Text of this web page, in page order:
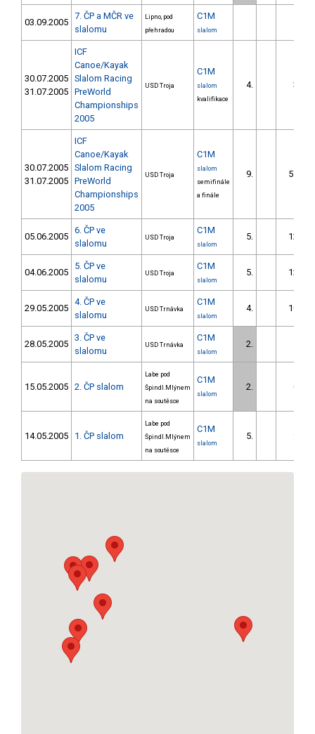
03.09.2005
7. ČP a MČR ve
slalomu
Lipno, pod
přehradou
C1M
slalom
30.07.2005
31.07.2005
ICF
Canoe/Kayak
Slalom Racing
PreWorld
Championships
2005
USD Troja
C1M
slalom
kvalifikace
4. 3.22
30.07.2005
31.07.2005
ICF
Canoe/Kayak
Slalom Racing
PreWorld
Championships
2005
USD Troja
C1M
slalom
semifinále
a finále
9. 57.12
05.06.2005
6. ČP ve
slalomu
USD Troja
C1M
slalom
5. 12.09
04.06.2005
5. ČP ve
slalomu
USD Troja
C1M
slalom
5. 12.09
29.05.2005
4. ČP ve
slalomu
USD Trnávka
C1M
slalom
4. 10.38
28.05.2005
3. ČP ve
slalomu
USD Trnávka
C1M
slalom
2.
15.05.2005 2. ČP slalom
Labe pod
Špindl.Mlýnem
na soutěsce
C1M
slalom
2. 0.17
14.05.2005 1. ČP slalom
Labe pod
Špindl.Mlýnem
na soutěsce
C1M
slalom
5. 9.86